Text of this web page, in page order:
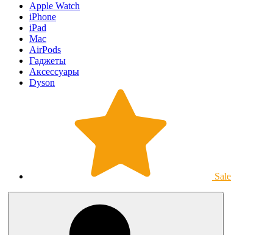
Apple Watch
iPhone
iPad
Mac
AirPods
Гаджеты
Аксессуары
Dyson
Sale